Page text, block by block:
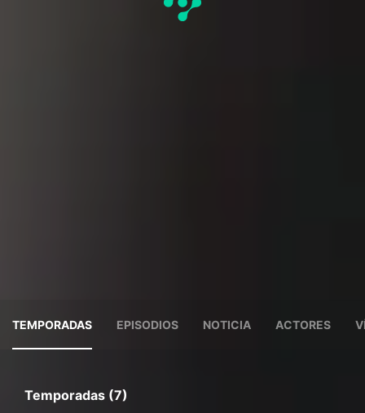
TEMPORADAS EPISODIOS NOTICIA ACTORES
Temporadas (7)